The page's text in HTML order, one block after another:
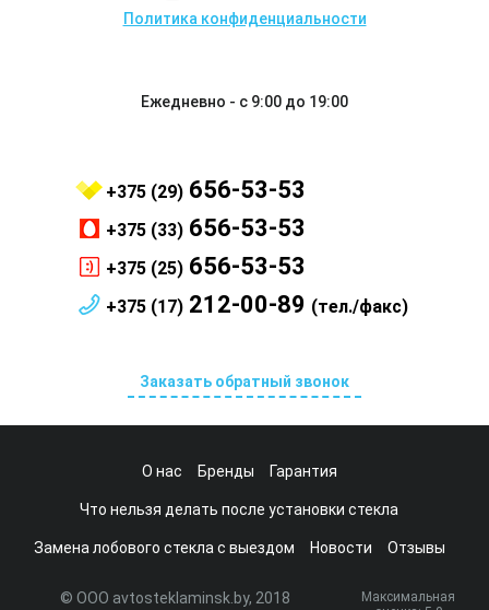
Политика конфиденциальности
Ежедневно - с 9:00 до 19:00
+375 (29) 656-53-53
+375 (33) 656-53-53
+375 (25) 656-53-53
+375 (17) 212-00-89 (тел./факс)
Заказать обратный звонок
О нас Бренды Гарантия
Что нельзя делать после установки стекла
Замена лобового стекла с выездом Новости Отзывы
© ООО avtosteklaminsk.by, 2018
Максимальная